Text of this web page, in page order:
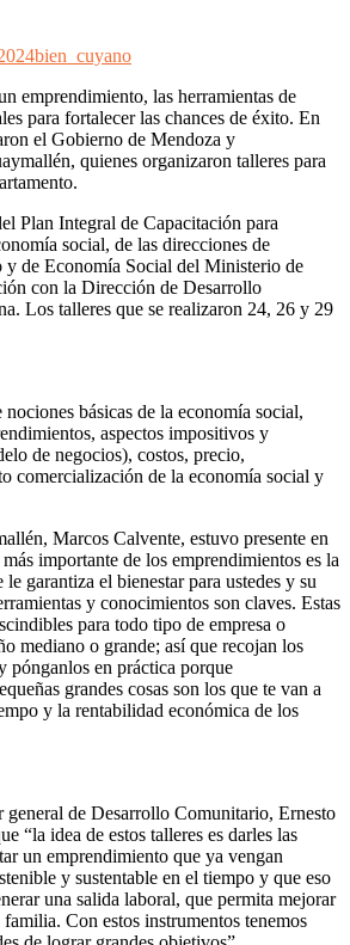
bien_cuyano
emprendimiento, las herramientas de
para fortalecer las chances de éxito. En
el Gobierno de Mendoza y
quienes organizaron talleres para
Plan Integral de Capacitación para
social, de las direcciones de
de Economía Social del Ministerio de
con la Dirección de Desarrollo
Los talleres que se realizaron 24, 26 y 29
básicas de la economía social,
aspectos impositivos y
de negocios), costos, precio,
comercialización de la economía social y
Marcos Calvente, estuvo presente en
importante de los emprendimientos es la
garantiza el bienestar para ustedes y su
y conocimientos son claves. Estas
para todo tipo de empresa o
mediano o grande; así que recojan los
pónganlos en práctica porque
grandes cosas son los que te van a
y la rentabilidad económica de los
general de Desarrollo Comunitario, Ernesto
“la idea de estos talleres es darles las
un emprendimiento que ya vengan
y sustentable en el tiempo y que eso
una salida laboral, que permita mejorar
Con estos instrumentos tenemos